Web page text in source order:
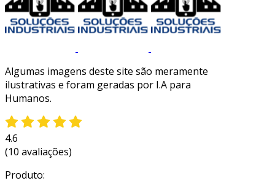
Algumas imagens deste site são meramente
ilustrativas e foram geradas por I.A para
Humanos.
4.6
(10 avaliações)
Produto: